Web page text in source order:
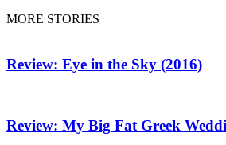
MORE STORIES
Review: Eye in the Sky (2016)
Review: My Big Fat Greek